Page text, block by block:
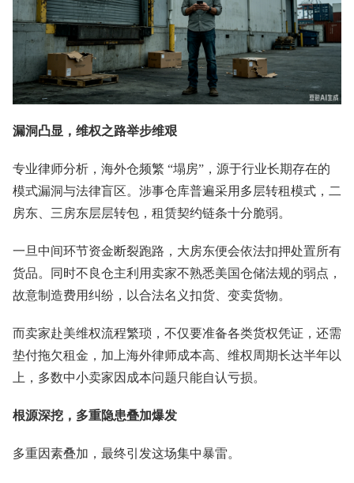
漏洞凸显，维权之路举步维艰
专业律师分析，海外仓频繁 “塌房”，源于行业长期存在的
模式漏洞与法律盲区。涉事仓库普遍采用多层转租模式，二
房东、三房东层层转包，租赁契约链条十分脆弱。
一旦中间环节资金断裂跑路，大房东便会依法扣押处置所有
货品。同时不良仓主利用卖家不熟悉美国仓储法规的弱点，
故意制造费用纠纷，以合法名义扣货、变卖货物。
而卖家赴美维权流程繁琐，不仅要准备各类货权凭证，还需
垫付拖欠租金，加上海外律师成本高、维权周期长达半年以
上，多数中小卖家因成本问题只能自认亏损。
根源深挖，多重隐患叠加爆发
多重因素叠加，最终引发这场集中暴雷。